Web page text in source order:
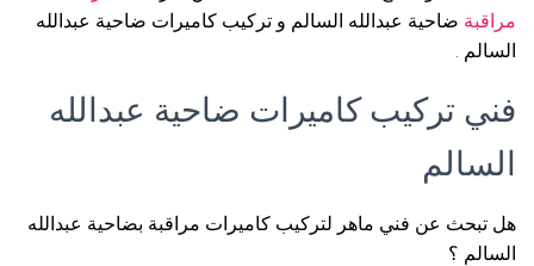
مراقبة ضاحية عبدالله السالم و تركيب كاميرات ضاحية عبدالله
السالم .
فني تركيب كاميرات ضاحية عبدالله
السالم
هل تبحث عن فني ماهر لتركيب كاميرات مراقبة بضاحية عبدالله
السالم ؟